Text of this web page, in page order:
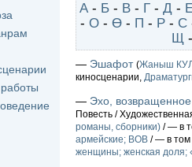
работы
А - Б - В - Г - Д -
- О- Ө- П - Р- С
Щ
— Эшафот (Жаныш
киносценарии,
— Эхо,
Повесть /
романы, сборники) / — в
армейские; ВОВ / — в
женщины; женская доля;